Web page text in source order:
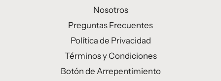
Nosotros
Preguntas Frecuentes
Política de Privacidad
Términos y Condiciones
Botón de Arrepentimiento